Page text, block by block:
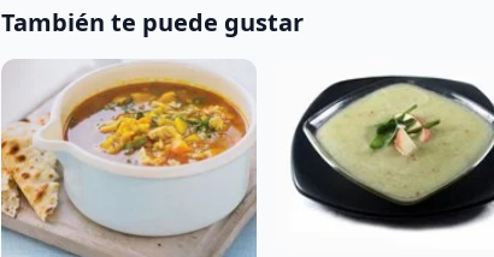
También te puede gustar